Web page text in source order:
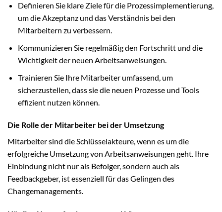
Definieren Sie klare Ziele für die Prozessimplementierung,
um die Akzeptanz und das Verständnis bei den
Mitarbeitern zu verbessern.
Kommunizieren Sie regelmäßig den Fortschritt und die
Wichtigkeit der neuen Arbeitsanweisungen.
Trainieren Sie Ihre Mitarbeiter umfassend, um
sicherzustellen, dass sie die neuen Prozesse und Tools
effizient nutzen können.
Die Rolle der Mitarbeiter bei der Umsetzung
Mitarbeiter sind die Schlüsselakteure, wenn es um die
erfolgreiche Umsetzung von Arbeitsanweisungen geht. Ihre
Einbindung nicht nur als Befolger, sondern auch als
Feedbackgeber, ist essenziell für das Gelingen des
Changemanagements.